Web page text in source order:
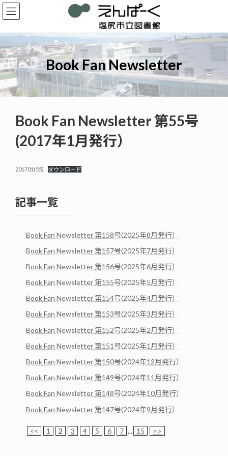
コ
ン
ン
ツ
へ
ス
キ
ッ
プ
ナ
ビ
ー
シ
ョ
ン
に
移
動
Book Fan Newsletter
Book Fan Newsletter 第55号
(2017年1月発行）
201701(55) ダウンロード
記事一覧
Book Fan Newsletter 第158号(2025年8月発行）
Book Fan Newsletter 第157号(2025年7月発行）
Book Fan Newsletter 第156号(2025年6月発行）
Book Fan Newsletter 第155号(2025年5月発行）
Book Fan Newsletter 第154号(2025年4月発行）
Book Fan Newsletter 第153号(2025年3月発行）
Book Fan Newsletter 第152号(2025年2月発行）
Book Fan Newsletter 第151号(2025年1月発行）
Book Fan Newsletter 第150号(2024年12月発行）
Book Fan Newsletter 第149号(2024年11月発行）
Book Fan Newsletter 第148号(2024年10月発行）
Book Fan Newsletter 第147号(2024年9月発行）
<< 1 2 3 4 5 6 7 ... 15 >>